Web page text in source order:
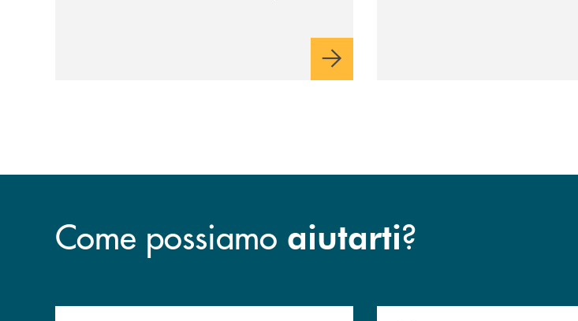
sulla condivisione di valori comuni e sulla
prossimità ai territori, per ampliare l’offerta
Come possiamo aiutarti?